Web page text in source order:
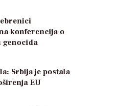
konferencija o
genocida
Srbija je postala
EU